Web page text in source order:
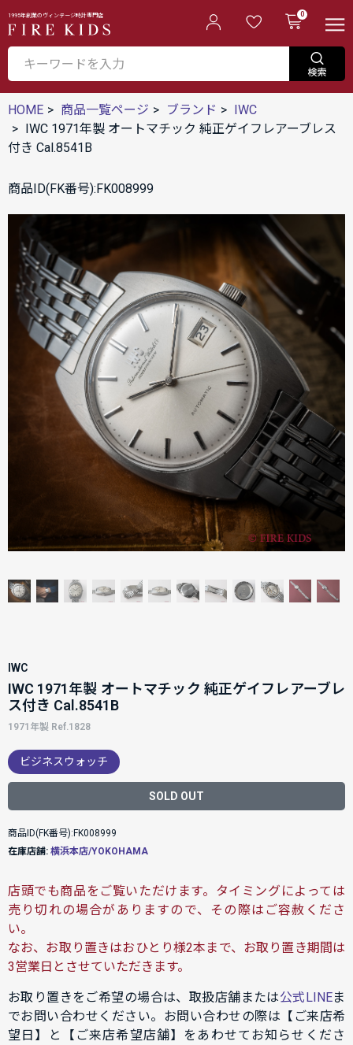
1995年創業のヴィンテージ時計専門店 0
HOME 商品一覧ページ ブランド
IWC
IWC 1971年製 オートマチック 純正ゲイフレアーブレス
付き Cal.8541B
商品ID(FK番号):FK008999
IWC
IWC 1971年製 オートマチック 純正ゲイフレアーブレ
ス付き Cal.8541B
1971年製 Ref.1828
ビジネスウォッチ
SOLD OUT
商品ID(FK番号):FK008999
在庫店舗: 横浜本店/YOKOHAMA
店頭でも商品をご覧いただけます。タイミングによっては
売り切れの場合がありますので、その際はご容赦くださ
い。
なお、お取り置きはおひとり様2本まで、お取り置き期間は
3営業日とさせていただきます。
お取り置きをご希望の場合は、取扱店舗または公式LINEま
でお問い合わせください。お問い合わせの際は【ご来店希
望日】と【ご来店希望店舗】をあわせてお知らせくださ